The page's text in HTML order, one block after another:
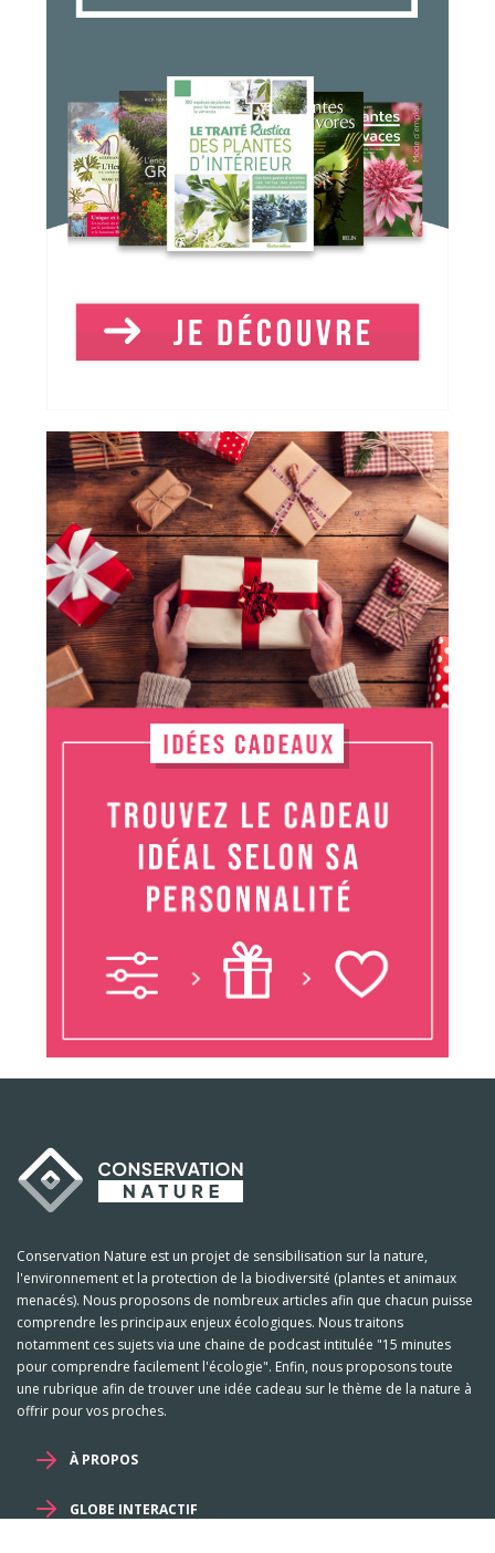
Conservation Nature est un projet de sensibilisation sur la nature,
l'environnement et la protection de la biodiversité (plantes et animaux
menacés). Nous proposons de nombreux articles afin que chacun puisse
comprendre les principaux enjeux écologiques. Nous traitons
notamment ces sujets via une chaine de podcast intitulée "15 minutes
pour comprendre facilement l'écologie". Enfin, nous proposons toute
une rubrique afin de trouver une idée cadeau sur le thème de la nature à
offrir pour vos proches.
À PROPOS
GLOBE INTERACTIF